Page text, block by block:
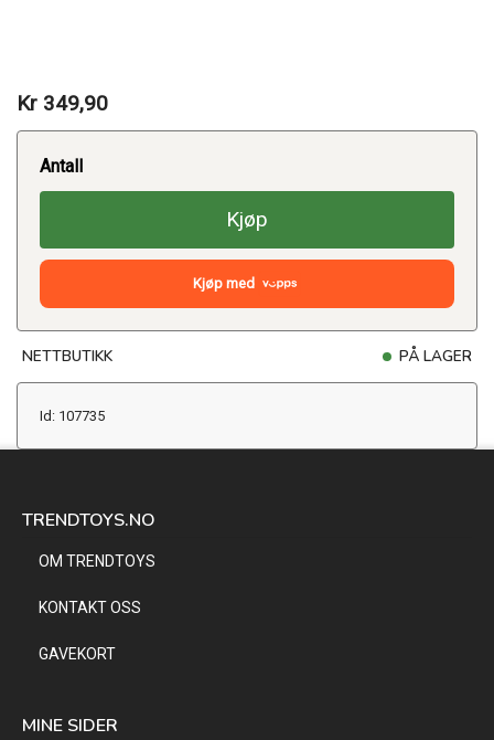
Kr 349,90
Antall
Kjøp
Kjøp med
NETTBUTIKK PÅ LAGER
Id: 107735
TRENDTOYS.NO
OM TRENDTOYS
KONTAKT OSS
GAVEKORT
MINE SIDER